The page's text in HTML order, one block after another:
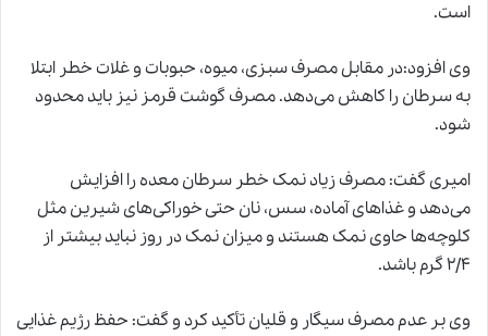
است.
وی افزود:‌در مقابل مصرف سبزی، میوه، حبوبات و غلات خطر ابتلا
به سرطان را کاهش می‌دهد. مصرف گوشت قرمز نیز باید محدود
شود.
امیری گفت: مصرف زیاد نمک خطر سرطان معده را افزایش
می‌دهد و غذاهای آماده، سس، نان حتی خوراکی‌های شیرین مثل
کلوچه‌ها حاوی نمک هستند و میزان نمک در روز نباید بیشتر از
۲٫۴ گرم باشد.
وی بر عدم مصرف سیگار و قلیان تأکید کرد و گفت: حفظ رژیم غذایی